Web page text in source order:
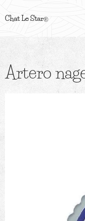
Chat Le Star®
Artero